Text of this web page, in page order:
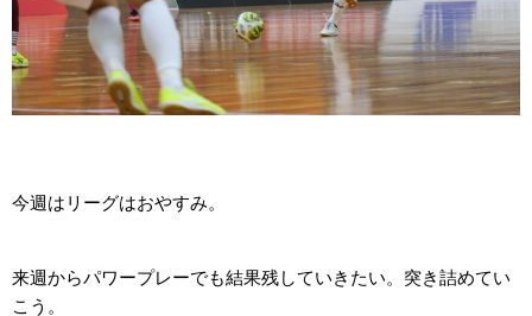
今週はリーグはおやすみ。
来週からパワープレーでも結果残していきたい。突き詰めてい
こう。